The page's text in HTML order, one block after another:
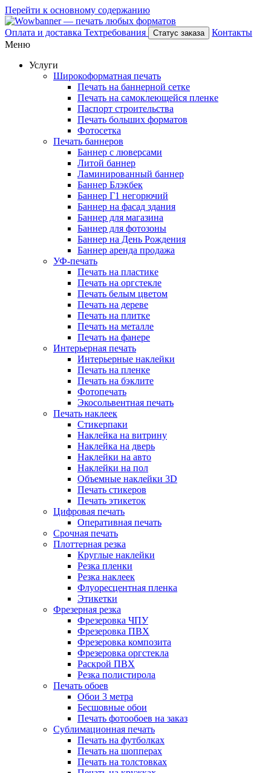
Перейти к основному содержанию
Оплата и доставка Техтребования Статус заказа
Контакты
Меню
Услуги
Широкоформатная печать
Печать на баннерной сетке
Печать на самоклеющейся пленке
Паспорт строительства
Печать больших форматов
Фотосетка
Печать баннеров
Баннер с люверсами
Литой баннер
Ламинированный баннер
Баннер Блэкбек
Баннер Г1 негорючий
Баннер на фасад здания
Баннер для магазина
Баннер для фотозоны
Баннер на День Рождения
Баннер аренда продажа
УФ-печать
Печать на пластике
Печать на оргстекле
Печать белым цветом
Печать на дереве
Печать на плитке
Печать на металле
Печать на фанере
Интерьерная печать
Интерьерные наклейки
Печать на пленке
Печать на бэклите
Фотопечать
Экосольвентная печать
Печать наклеек
Стикерпаки
Наклейка на витрину
Наклейка на дверь
Наклейки на авто
Наклейки на пол
Объемные наклейки 3D
Печать стикеров
Печать этикеток
Цифровая печать
Оперативная печать
Срочная печать
Плоттерная резка
Круглые наклейки
Резка пленки
Резка наклеек
Флуоресцентная пленка
Этикетки
Фрезерная резка
Фрезеровка ЧПУ
Фрезеровка ПВХ
Фрезеровка композита
Фрезеровка оргстекла
Раскрой ПВХ
Резка полистирола
Печать обоев
Обои 3 метра
Бесшовные обои
Печать фотообоев на заказ
Сублимационная печать
Печать на футболках
Печать на шопперах
Печать на толстовках